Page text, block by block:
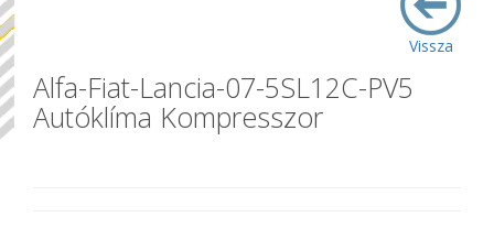
Vissza
Alfa-Fiat-Lancia-07-5SL12C-PV5
Autóklíma Kompresszor